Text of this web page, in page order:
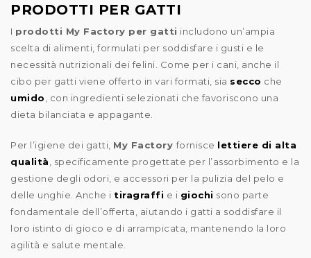
PRODOTTI PER GATTI
I prodotti My Factory per gatti includono un’ampia
scelta di alimenti, formulati per soddisfare i gusti e le
necessità nutrizionali dei felini. Come per i cani, anche il
cibo per gatti viene offerto in vari formati, sia secco che
umido , con ingredienti selezionati che favoriscono una
dieta bilanciata e appagante.
Per l’igiene dei gatti, My Factory fornisce lettiere di alta
qualità , specificamente progettate per l’assorbimento e la
gestione degli odori, e accessori per la pulizia del pelo e
delle unghie. Anche i tiragraffi e i giochi sono parte
fondamentale dell’offerta, aiutando i gatti a soddisfare il
loro istinto di gioco e di arrampicata, mantenendo la loro
agilità e salute mentale.